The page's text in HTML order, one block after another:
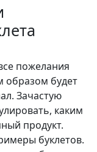
пожелания
образом будет
Зачастую
каким
продукт.
буклетов.